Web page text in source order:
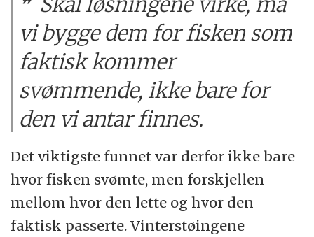
vi bygge dem for fisken som
faktisk kommer
svømmende, ikke bare for
den vi antar finnes.
Det viktigste funnet var derfor ikke bare
hvor fisken svømte, men forskjellen
mellom hvor den lette og hvor den
faktisk passerte. Vinterstøingene